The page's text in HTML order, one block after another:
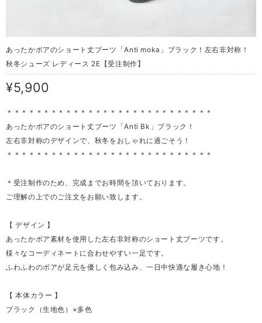
あったかボアのショート丈ブーツ「Anti moka」ブラック！左右非対称！
秋冬シューズ レディース 2E【受注制作】
¥5,900
＊＊＊＊＊＊＊＊＊＊＊＊＊＊＊＊＊＊＊＊＊＊＊＊＊＊＊＊
あったかボアのショート丈ブーツ「Anti Bk」ブラック！
左右非対称のデザインで、秋冬をおしゃれに過ごそう！
＊＊＊＊＊＊＊＊＊＊＊＊＊＊＊＊＊＊＊＊＊＊＊＊＊＊＊＊
＊受注制作のため、完成までお時間を頂いております。
ご理解の上でのご注文をお願い致します。
【 デザイン 】
あったかボア素材を使用した左右非対称のショート丈ブーツです。
様々なコーディネートに合わせやすい一足です。
ふわふわのボアが足元を優しく包み込み、一日中快適な履き心地！
【 本体カラー 】
ブラック（生地色）×多色